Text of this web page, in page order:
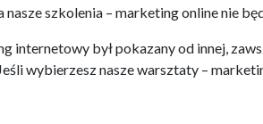
szkolenia – marketing online nie
internetowy był pokazany od innej,
wybierzesz nasze warsztaty –